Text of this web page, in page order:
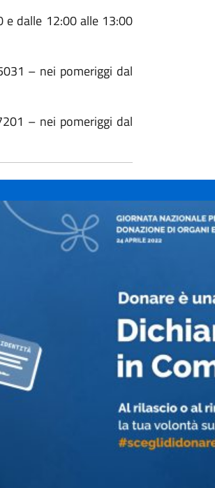
e dalle 12:00 alle 13:00
– nei pomeriggi dal
– nei pomeriggi dal